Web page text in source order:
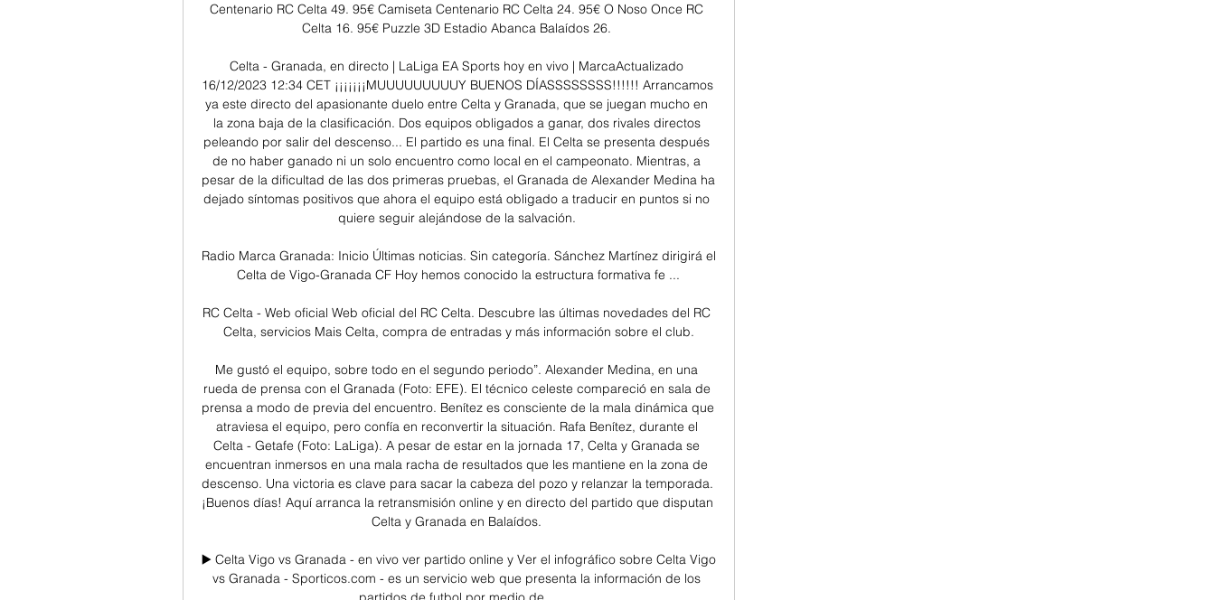
Centenario RC Celta 49. 95€ Camiseta Centenario RC Celta 24. 95€ O Noso Once RC
Celta 16. 95€ Puzzle 3D Estadio Abanca Balaídos 26.
Celta - Granada, en directo | LaLiga EA Sports hoy en vivo | MarcaActualizado
16/12/2023 12:34 CET ¡¡¡¡¡¡¡MUUUUUUUUUY BUENOS DÍASSSSSSSS!!!!!! Arrancamos
ya este directo del apasionante duelo entre Celta y Granada, que se juegan mucho en
la zona baja de la clasificación. Dos equipos obligados a ganar, dos rivales directos
peleando por salir del descenso... El partido es una final. El Celta se presenta después
de no haber ganado ni un solo encuentro como local en el campeonato. Mientras, a
pesar de la dificultad de las dos primeras pruebas, el Granada de Alexander Medina ha
dejado síntomas positivos que ahora el equipo está obligado a traducir en puntos si no
quiere seguir alejándose de la salvación.
Radio Marca Granada: Inicio Últimas noticias. Sin categoría. Sánchez Martínez dirigirá el
Celta de Vigo-Granada CF Hoy hemos conocido la estructura formativa fe ...
RC Celta - Web oficial Web oficial del RC Celta. Descubre las últimas novedades del RC
Celta, servicios Mais Celta, compra de entradas y más información sobre el club.
Me gustó el equipo, sobre todo en el segundo periodo”. Alexander Medina, en una
rueda de prensa con el Granada (Foto: EFE). El técnico celeste compareció en sala de
prensa a modo de previa del encuentro. Benítez es consciente de la mala dinámica que
atraviesa el equipo, pero confía en reconvertir la situación. Rafa Benítez, durante el
Celta - Getafe (Foto: LaLiga). A pesar de estar en la jornada 17, Celta y Granada se
encuentran inmersos en una mala racha de resultados que les mantiene en la zona de
descenso. Una victoria es clave para sacar la cabeza del pozo y relanzar la temporada.
¡Buenos días! Aquí arranca la retransmisión online y en directo del partido que disputan
Celta y Granada en Balaídos.
▶️ Celta Vigo vs Granada - en vivo ver partido online y Ver el infográfico sobre Celta Vigo
vs Granada - Sporticos.com - es un servicio web que presenta la información de los